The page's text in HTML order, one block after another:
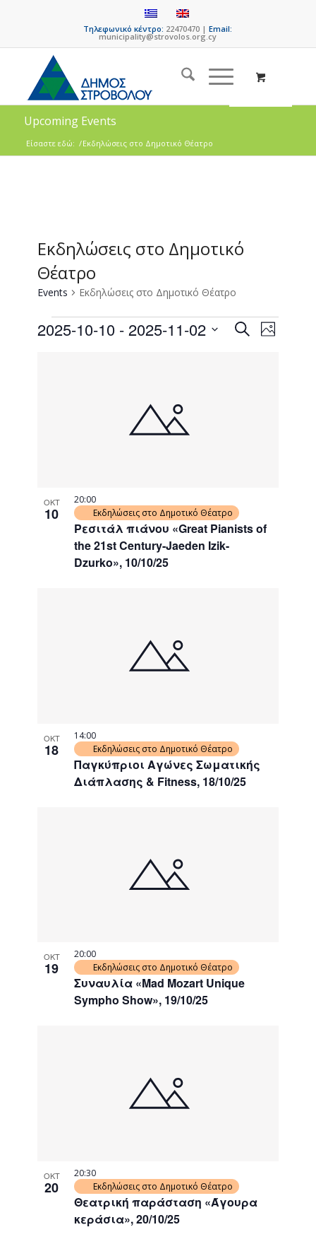
Τηλεφωνικό κέντρο: 22470470 |Email:
municipality@strovolos.org.cy
Upcoming Events
Είσαστε εδώ: /Εκδηλώσεις στο Δημοτικό Θέατρο
Εκδηλώσεις στο Δημοτικό
Θέατρο
Events Εκδηλώσεις στο Δημοτικό Θέατρο
Events
SearchEvent
Views
Photo
2025-10-10 - 2025-11-02
ΟΚΤ
10
Ρεσιτάλ πιάνου «Great Pianists of
the 21st Century-Jaeden Izik-
Dzurko», 10/10/25
20:00
Εκδηλώσεις στο Δημοτικό Θέατρο
ΟΚΤ
18
Παγκύπριοι Αγώνες Σωματικής
Διάπλασης & Fitness, 18/10/25
14:00
Εκδηλώσεις στο Δημοτικό Θέατρο
ΟΚΤ
19
Συναυλία «Mad Mozart Unique
Sympho Show», 19/10/25
20:00
Εκδηλώσεις στο Δημοτικό Θέατρο
ΟΚΤ
20
Θεατρική παράσταση «Άγουρα
κεράσια», 20/10/25
20:30
Εκδηλώσεις στο Δημοτικό Θέατρο